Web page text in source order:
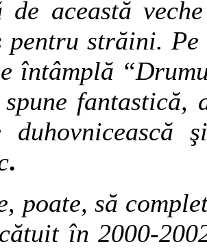
de această
pentru străini.
întâmplă
fantastică,
duhovnicească
.
poate, să
în 2000-